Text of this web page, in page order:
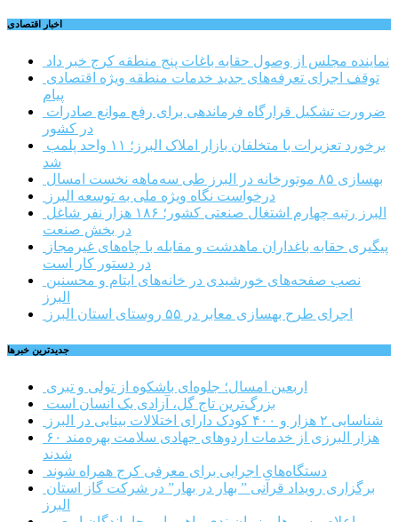
اخبار اقتصادی
نماینده مجلس از وصول حقابه باغات پنج منطقه کرج خبر داد
پیام
در کشور
شد
بهسازی ۸۵ موتورخانه در البرز طی سه‌ماهه نخست امسال
درخواست نگاه ویژه ملی به توسعه البرز
در بخش صنعت
در دستور کار است
البرز
اجرای طرح بهسازی معابر در ۵۵ روستای استان البرز
جديدترين خبرها
اربعین امسال؛ جلوه‌ای باشکوه از تولی و تبری
بزرگ‌ترین تاج گل، آزادی یک انسان است
شناسایی ۲ هزار و ۴۰۰ کودک دارای اختلالات بینایی در البرز
۶۰ هزار البرزی از خدمات اردوهای جهادی سلامت بهره‌مند
شدند
دستگاه‌های اجرایی برای معرفی کرج همراه شوند
البرز